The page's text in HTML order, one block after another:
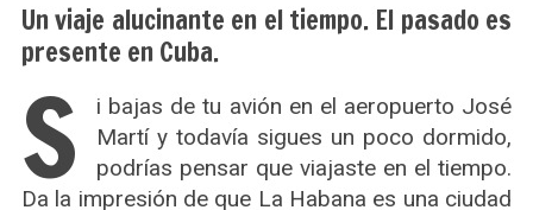
Un viaje alucinante en el tiempo. El pasado es
presente en Cuba.
S
i bajas de tu avión en el aeropuerto José
Martí y todavía sigues un poco dormido,
podrías pensar que viajaste en el tiempo.
Da la impresión de que La Habana es una ciudad